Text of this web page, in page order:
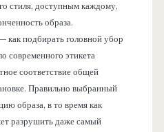
стиля, доступным каждому,
образа.
как подбирать головной убор
современного этикета
соответствие общей
Правильно выбранный
образа, в то время как
разрушить даже самый